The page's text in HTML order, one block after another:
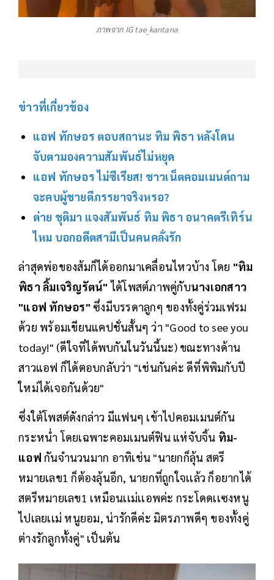
ภาพจาก IG tae_kantana
ข่าวที่เกี่ยวข้อง
แอฟ ทักษอร ตอบสถานะ ทิม พิธา หลังโดน
จับตามองความสัมพันธ์ไม่หยุด
แอฟ ทักษอร ไม่ซีเรียส! ชาวเน็ตคอมเมนต์ถาม
จะคบผู้ชายตีภรรยาจริงหรอ?
ต่าย ชุติมา แจงสัมพันธ์ ทิม พิธา อนาคตรีเทิร์น
ไหม บอกอดีตสามีเป็นคนคลั่งรัก
ล่าสุดพ่อของส้มก็ได้ออกมาเคลื่อนไหวบ้าง โดย "ทิม
พิธา ลิ้มเจริญรัตน์" ได้โพสต์ภาพคู่กับนางเอกสาว
"แอฟ ทักษอร" ซึ่งมีบรรดาลูกๆ ของทั้งคู่ร่วมเฟรม
ด้วย พร้อมเขียนแคปชั่นสั้นๆ ว่า "Good to see you
today!" (ดีใจที่ได้พบกันในวันนี้นะ) ขณะทางด้าน
สาวแอฟ ก็ได้ตอบกลับว่า "เช่นกันค่ะ ดีที่พิพิมกับปี
ใหม่ได้เจอกันด้วย"
ซึ่งใต้โพสต์ดังกล่าว มีแฟนๆ เข้าไปคอมเมนต์กัน
กระหน่ำ โดยเฉพาะคอมเมนต์ฟิน แห่จับจิ้น ทิม-
แอฟ กันจำนวนมาก อาทิเช่น "นายกก็ลุ้น สตรี
หมายเลข1 ก็ต้องลุ้นอีก, นายกที่ถูกใจเเล้ว ก็อยากได้
สตรีหมายเลข1 เหมือนเเม่เเอพค่ะ กระโดดเเซงหนู
ไปเลยเเม่ หนูยอม, น่ารักดีค่ะ มิตรภาพดีๆ ของทั้งคู่
ต่างรักลูกทั้งคู่" เป็นต้น